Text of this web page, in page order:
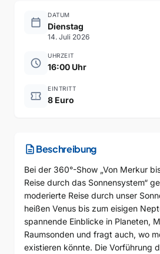
calendar_today
DATUM
Dienstag
14. Juli 2026
schedule
UHRZEIT
16:00 Uhr
confirmation_number
EINTRITT
8 Euro
descriptionBeschreibung
Bei der 360°-Show „Von Merkur
Reise durch das Sonnensystem“
moderierte Reise durch unser
heißen Venus bis zum eisigen
spannende Einblicke in Planeten,
Raumsonden und fragt auch, wo
existieren könnte. Die Vorführung